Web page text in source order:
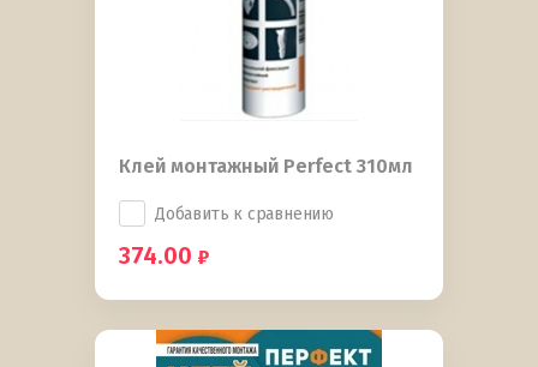
Клей монтажный Perfect 310мл
Добавить к сравнению
374.00